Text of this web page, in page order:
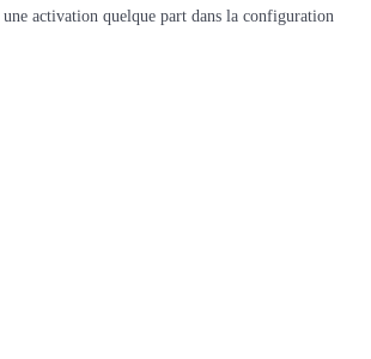
activation quelque part dans la configuration